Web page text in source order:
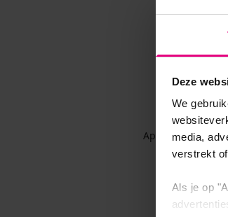
Deze
We
media,
verstrekt
Als je op
Application